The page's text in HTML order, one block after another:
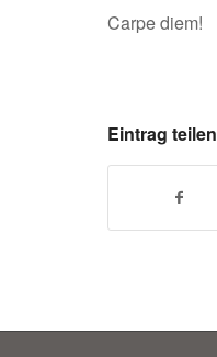
Carpe diem!
Eintrag teilen